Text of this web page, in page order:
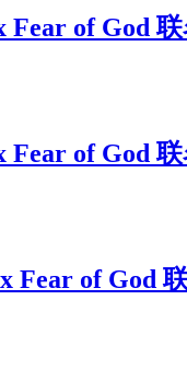
of God
of God
of God